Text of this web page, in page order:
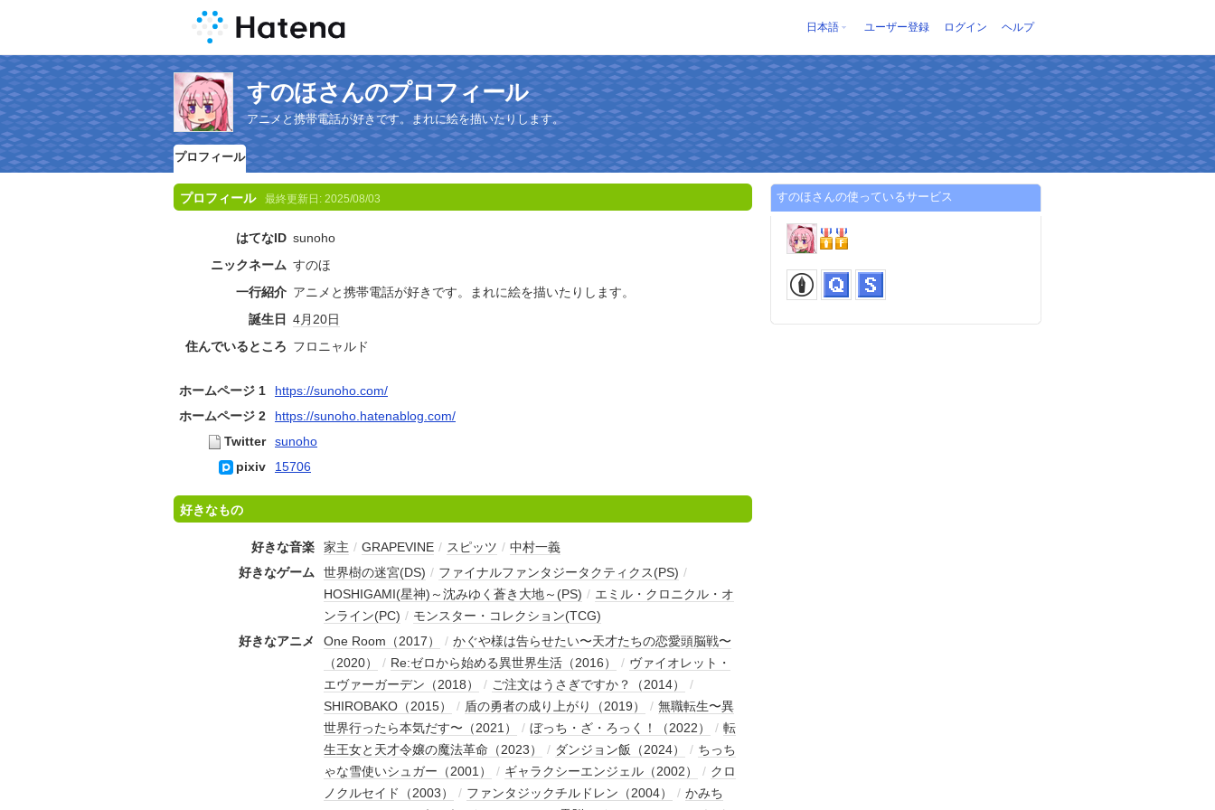
日本語 ユーザー登録 ログイン ヘルプ
すのほさんのプロフィール
アニメと携帯電話が好きです。まれに絵を描いたりします。
プロフィール
プロフィール 最終更新日: 2025/08/03
はてなID sunoho
ニックネーム すのほ
一行紹介 アニメと携帯電話が好きです。まれに絵を描いたりします。
誕生日
4月20日
住んでいるところ フロニャルド
ホームページ 1
https://sunoho.com/
ホームページ 2
https://sunoho.hatenablog.com/
Twitter
sunoho
pixiv
15706
好きなもの
好きな音楽 家主 / GRAPEVINE / スピッツ / 中村一義
好きなゲーム
世界樹の迷宮(DS) / ファイナルファンタジータクティクス(PS) /
HOSHIGAMI(星神)～沈みゆく蒼き大地～(PS) / エミル・クロニクル・オ
ンライン(PC) / モンスター・コレクション(TCG)
好きなアニメ
One Room（2017） / かぐや様は告らせたい〜天才たちの恋愛頭脳戦〜
（2020）
/ Re:ゼロから始める異世界生活（2016） / ヴァイオレット・
エヴァーガーデン（2018）
/ ご注文はうさぎですか？（2014）
/
SHIROBAKO（2015）
/ 盾の勇者の成り上がり（2019） / 無職転生〜異
世界行ったら本気だす〜（2021）
/ ぼっち・ざ・ろっく！（2022） / 転
生王女と天才令嬢の魔法革命（2023）
/ ダンジョン飯（2024） / ちっち
ゃな雪使いシュガー（2001）
/ ギャラクシーエンジェル（2002） / クロ
ノクルセイド（2003）
/ ファンタジックチルドレン（2004） / かみち
すのほさんの使っているサービス